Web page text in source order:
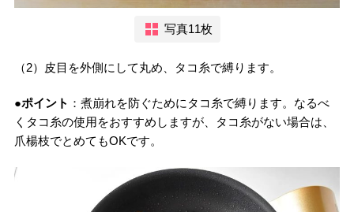
写真11枚
（2）皮目を外側にして丸め、タコ糸で縛ります。
●ポイント ：煮崩れを防ぐためにタコ糸で縛ります。なるべ
くタコ糸の使用をおすすめしますが、タコ糸がない場合は、
爪楊枝でとめてもOKです。